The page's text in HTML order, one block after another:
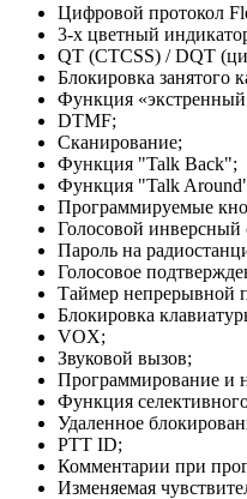
Цифровой протокол
3-х цветный
QT (CTCSS) / DQT
Блокировка занятого
Функция
DTMF;
Сканирование;
Функция "Talk Back";
Функция "Talk
Программируемые
Голосовой инверсный
Пароль на
Голосовое
Таймер непрерывной
Блокировка
VOX;
Звуковой вызов;
Программирование и
Функция
Удаленное
PTT ID;
Комментарии при
Изменяемая